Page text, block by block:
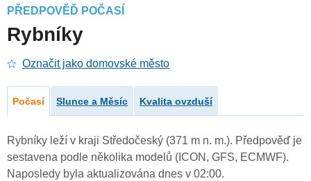
PŘEDPOVĚĎ POČASÍ
Rybníky
Označit jako domovské město
Počasí Slunce a Měsíc Kvalita ovzduší
Rybníky leží v kraji Středočeský (371 m n. m.). Předpověď je
sestavena podle několika modelů (ICON, GFS, ECMWF).
Naposledy byla aktualizována dnes v 02:00.